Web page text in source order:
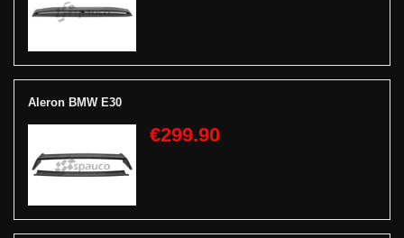
Aleron BMW E30
€299.90